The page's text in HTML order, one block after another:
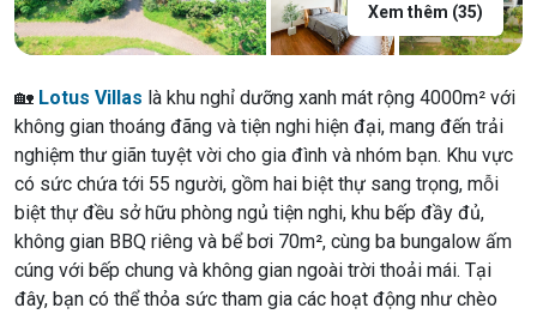
Xem thêm (35)
🏡 Lotus Villas là khu nghỉ dưỡng xanh mát rộng 4000m² với
không gian thoáng đãng và tiện nghi hiện đại, mang đến trải
nghiệm thư giãn tuyệt vời cho gia đình và nhóm bạn. Khu vực
có sức chứa tới 55 người, gồm hai biệt thự sang trọng, mỗi
biệt thự đều sở hữu phòng ngủ tiện nghi, khu bếp đầy đủ,
không gian BBQ riêng và bể bơi 70m², cùng ba bungalow ấm
cúng với bếp chung và không gian ngoài trời thoải mái. Tại
đây, bạn có thể thỏa sức tham gia các hoạt động như chèo